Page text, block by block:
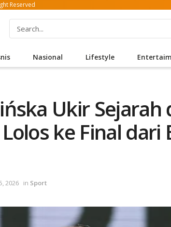
Reserved
Nasional Lifestyle
Ukir Sejarah
ke Final dari
2026 in Sport